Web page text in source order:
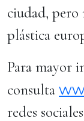
ciudad,
plástica
Para mayor
consulta
redes